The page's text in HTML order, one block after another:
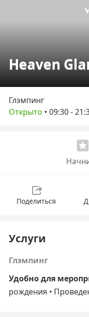
Heaven
Глэмпинг
Открыто • 09:30-
Поделиться
Услуги
Глэмпинг
Удобно для
рождения •